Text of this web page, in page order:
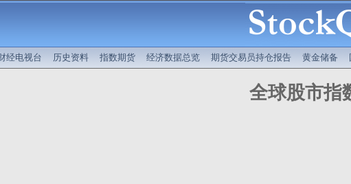
经电视台 历史资料 指数期货 经济数据总览 期货交易员持仓报告 黄金储备
全球股市指